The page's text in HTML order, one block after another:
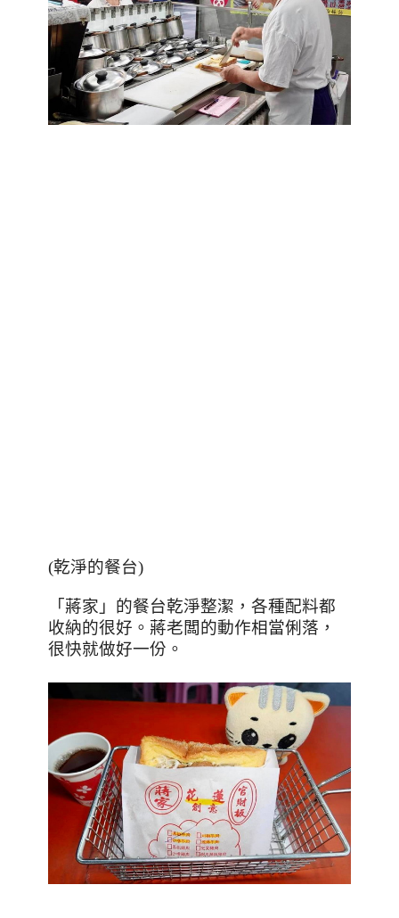
(乾淨的餐台)
「蔣家」的餐台乾淨整潔，各種配料都
收納的很好。蔣老闆的動作相當俐落，
很快就做好一份。